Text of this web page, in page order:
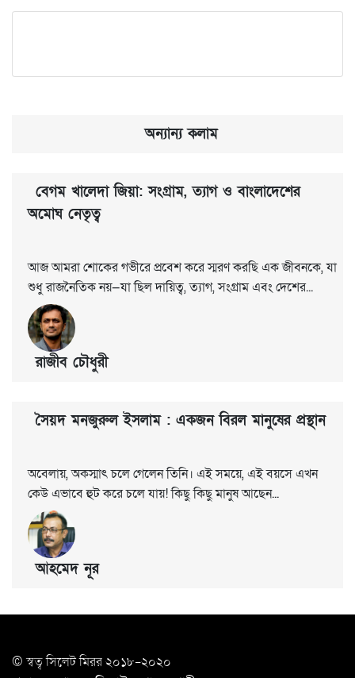
অন্যান্য কলাম
বেগম খালেদা জিয়া: সংগ্রাম, ত্যাগ ও বাংলাদেশের
অমোঘ নেতৃত্ব
আজ আমরা শোকের গভীরে প্রবেশ করে স্মরণ করছি এক জীবনকে, যা
শুধু রাজনৈতিক নয়—যা ছিল দায়িত্ব, ত্যাগ, সংগ্রাম এবং দেশের...
রাজীব চৌধুরী
সৈয়দ মনজুরুল ইসলাম : একজন বিরল মানুষের প্রস্থান
অবেলায়, অকস্মাৎ চলে গেলেন তিনি। এই সময়ে, এই বয়সে এখন
কেউ এভাবে হুট করে চলে যায়! কিছু কিছু মানুষ আছেন...
আহমেদ নূর
© স্বত্ব সি‌লেট মিরর ২০১৮-২০২০